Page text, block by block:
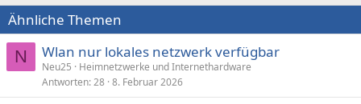
i
o
n
e
n
:
Ähnliche Themen
N Wlan nur lokales netzwerk verfügbar
Neu25
Heimnetzwerke und Internethardware
Antworten 28 8. Februar 2026